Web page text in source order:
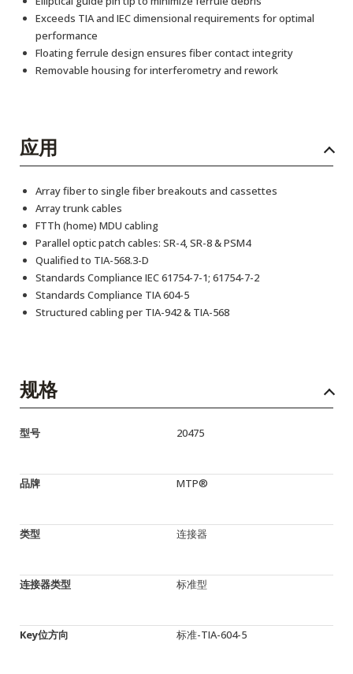
Exceeds TIA and IEC dimensional requirements for optimal
performance
Floating ferrule design ensures fiber contact integrity
Removable housing for interferometry and rework
应用
Array fiber to single fiber breakouts and cassettes
Array trunk cables
FTTh (home) MDU cabling
Parallel optic patch cables: SR-4, SR-8 & PSM4
Qualified to TIA-568.3-D
Standards Compliance IEC 61754-7-1; 61754-7-2
Standards Compliance TIA 604-5
Structured cabling per TIA-942 & TIA-568
规格
型号 20475
品牌 MTP®
类型 连接器
连接器类型 标准型
Key位方向 标准-TIA-604-5